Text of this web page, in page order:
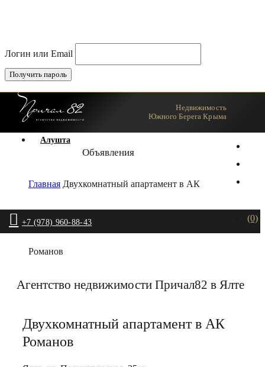
Логин или Email
Ялта
Алушта
+7 (978) 960-88-43 (0)
Недвижимость
Южного Берега Крыма
Объявления
Главная Двухкомнатный апартамент в АК
Романов
Агентство недвижимости Причал82 в Ялте
Двухкомнатный апартамент в АК
Романов